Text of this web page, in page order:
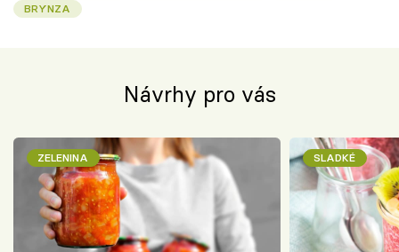
BRYNZA
Návrhy pro vás
ZELENINA SLADKÉ